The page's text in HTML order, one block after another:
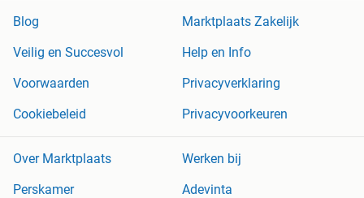
Blog
Marktplaats Zakelijk
Veilig en Succesvol
Help en Info
Voorwaarden
Privacyverklaring
Cookiebeleid
Privacyvoorkeuren
Over Marktplaats
Werken bij
Perskamer
Adevinta